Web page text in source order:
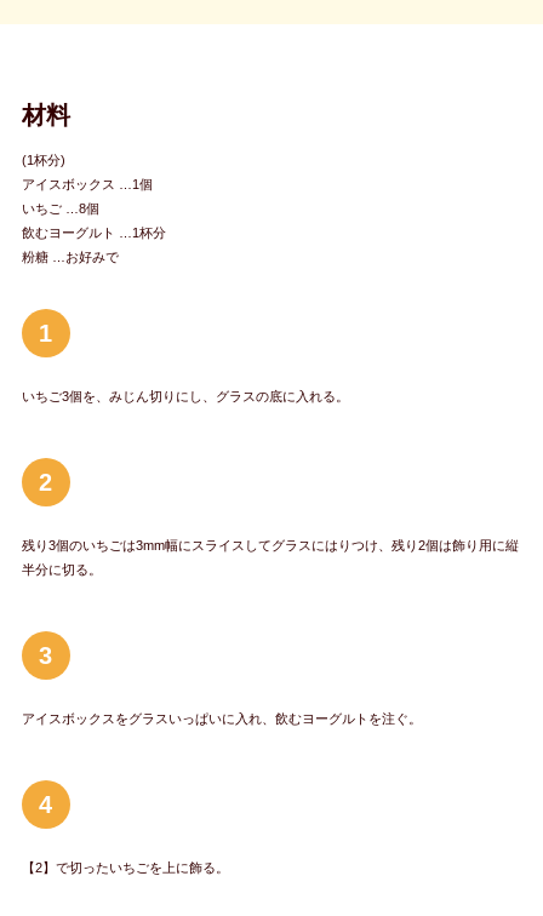
材料
(1杯分)
アイスボックス …1個
いちご …8個
飲むヨーグルト …1杯分
粉糖 …お好みで
1
いちご3個を、みじん切りにし、グラスの底に入れる。
2
残り3個のいちごは3mm幅にスライスしてグラスにはりつけ、残り2個は飾り用に縦
半分に切る。
3
アイスボックスをグラスいっぱいに入れ、飲むヨーグルトを注ぐ。
4
【2】で切ったいちごを上に飾る。